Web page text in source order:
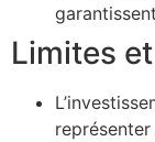
Limites